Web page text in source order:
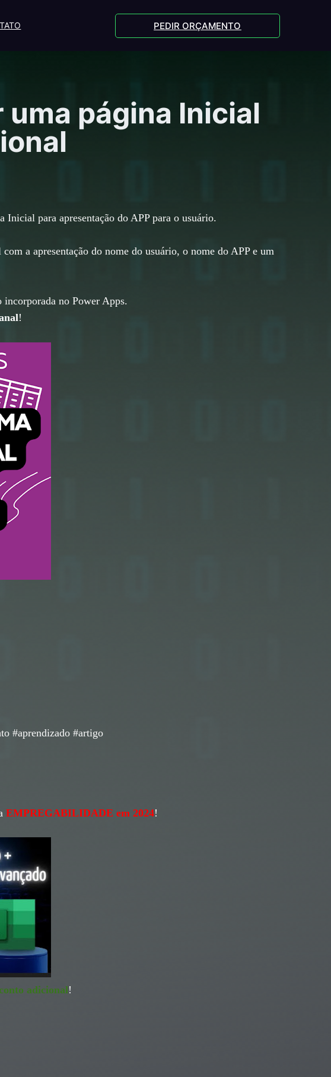
PEDIR ORÇAMENTO
uma página Inicial
para apresentação do APP para o usuário.
a apresentação do nome do usuário, o nome do APP e um
no Power Apps.
!
#aprendizado #artigo
EMPREGABILIDADE em 2024!
adicional!